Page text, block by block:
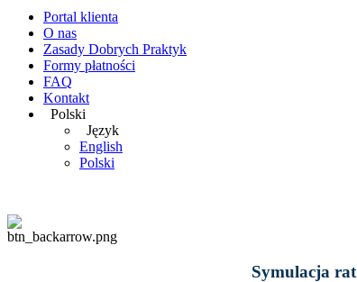
Portal klienta
O nas
Zasady Dobrych Praktyk
Formy płatności
FAQ
Kontakt
Polski
Język
English
Polski
Symulacja rat